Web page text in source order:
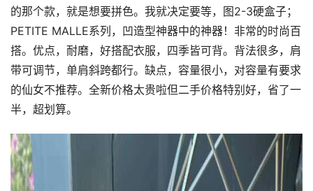
的那个款，就是想要拼色。我就决定要等，图2-3硬盒子；
PETITE MALLE系列，凹造型神器中的神器！非常的时尚百
搭。优点，耐磨，好搭配衣服，四季皆可背。背法很多，肩
带可调节，单肩斜跨都行。缺点，容量很小，对容量有要求
的仙女不推荐。全新价格太贵啦但二手价格特别好，省了一
半，超划算。